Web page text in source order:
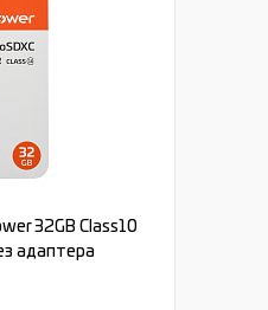
32GB Class10
адаптера